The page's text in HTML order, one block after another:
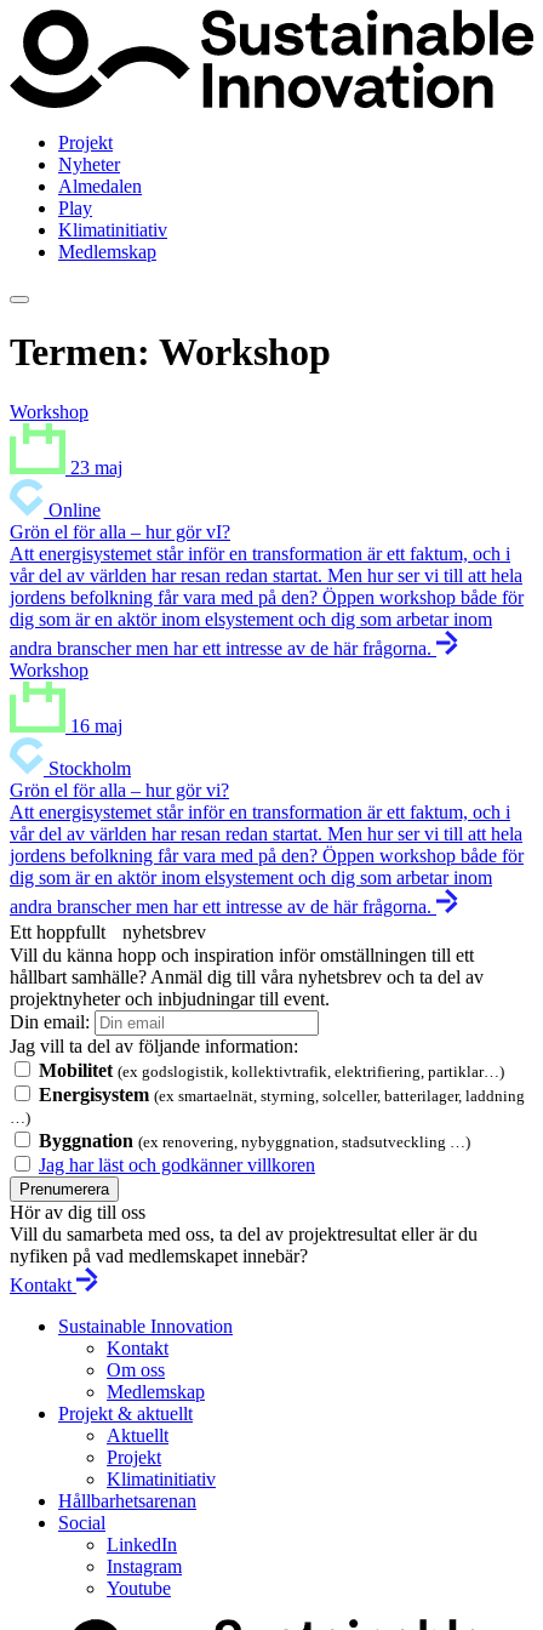
Projekt
Nyheter
Almedalen
Play
Klimatinitiativ
Medlemskap
Termen: Workshop
Workshop
23 maj
Online
Grön el för alla – hur gör vI?
Att energisystemet står inför en transformation är ett faktum, och i
vår del av världen har resan redan startat. Men hur ser vi till att hela
jordens befolkning får vara med på den? Öppen workshop både för
dig som är en aktör inom elsystement och dig som arbetar inom
andra branscher men har ett intresse av de här frågorna.
Workshop
16 maj
Stockholm
Grön el för alla – hur gör vi?
Att energisystemet står inför en transformation är ett faktum, och i
vår del av världen har resan redan startat. Men hur ser vi till att hela
jordens befolkning får vara med på den? Öppen workshop både för
dig som är en aktör inom elsystement och dig som arbetar inom
andra branscher men har ett intresse av de här frågorna.
Ett hoppfullt nyhetsbrev
Vill du känna hopp och inspiration inför omställningen till ett
hållbart samhälle? Anmäl dig till våra nyhetsbrev och ta del av
projektnyheter och inbjudningar till event.
Din email:
Jag vill ta del av följande information:
Mobilitet (ex godslogistik, kollektivtrafik, elektrifiering, partiklar…)
Energisystem (ex smartaelnät, styrning, solceller, batterilager, laddning
…)
Byggnation (ex renovering, nybyggnation, stadsutveckling …)
Jag har läst och godkänner villkoren
Prenumerera
Hör av dig till oss
Vill du samarbeta med oss, ta del av projektresultat eller är du
nyfiken på vad medlemskapet innebär?
Kontakt
Sustainable Innovation
Kontakt
Om oss
Medlemskap
Projekt & aktuellt
Aktuellt
Projekt
Klimatinitiativ
Hållbarhetsarenan
Social
LinkedIn
Instagram
Youtube